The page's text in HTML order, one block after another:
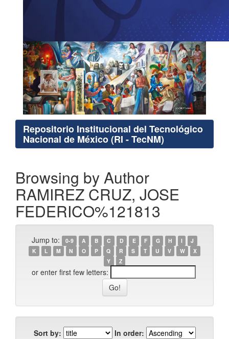
Repositorio Institucional del Tecnológico
Nacional de México (RI - TecNM)
Browsing by Author
RAMIREZ CRUZ, JOSE
FEDERICO%121813
Jump to: 0-9 A B C D E F G H I
J
K
L M N O P Q R S T U V W
X
Y
Z
or enter first few letters:
Sort by:
In order: